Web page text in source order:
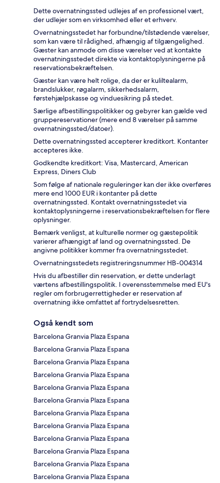
Dette overnatningssted udlejes af en professionel vært,
der udlejer som en virksomhed eller et erhverv.
Overnatningsstedet har forbundne/tilstødende værelser,
som kan være til rådighed, afhængig af tilgængelighed.
Gæster kan anmode om disse værelser ved at kontakte
overnatningsstedet direkte via kontaktoplysningerne på
reservationsbekræftelsen.
Gæster kan være helt rolige, da der er kuliltealarm,
brandslukker, røgalarm, sikkerhedsalarm,
førstehjælpskasse og vinduesikring på stedet.
Særlige afbestillingspolitikker og gebyrer kan gælde ved
gruppereservationer (mere end 8 værelser på samme
overnatningssted/datoer).
Dette overnatningssted accepterer kreditkort. Kontanter
accepteres ikke.
Godkendte kreditkort: Visa, Mastercard, American
Express, Diners Club
Som følge af nationale reguleringer kan der ikke overføres
mere end 1000 EUR i kontanter på dette
overnatningssted. Kontakt overnatningsstedet via
kontaktoplysningerne i reservationsbekræftelsen for flere
oplysninger.
Bemærk venligst, at kulturelle normer og gæstepolitik
varierer afhængigt af land og overnatningssted. De
angivne politikker kommer fra overnatningsstedet.
Overnatningsstedets registreringsnummer HB-004314
Hvis du afbestiller din reservation, er dette underlagt
værtens afbestillingspolitik. I overensstemmelse med EU's
regler om forbrugerrettigheder er reservation af
overnatning ikke omfattet af fortrydelsesretten.
Også kendt som
Barcelona Granvia Plaza Espana
Barcelona Granvia Plaza Espana
Barcelona Granvia Plaza Espana
Barcelona Granvia Plaza Espana
Barcelona Granvia Plaza Espana
Barcelona Granvia Plaza Espana
Barcelona Granvia Plaza Espana
Barcelona Granvia Plaza Espana
Barcelona Granvia Plaza Espana
Barcelona Granvia Plaza Espana
Barcelona Granvia Plaza Espana
Barcelona Granvia Plaza Espana